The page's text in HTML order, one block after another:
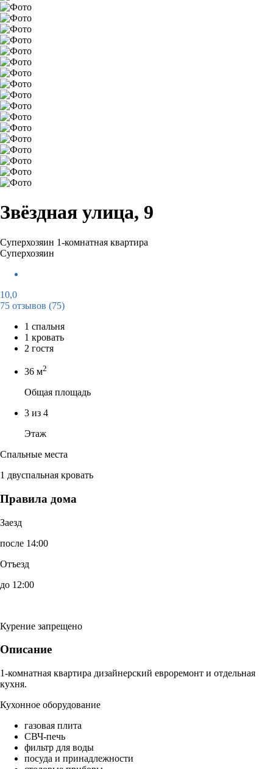
Звёздная улица, 9
Суперхозяин 1-комнатная квартира
Суперхозяин
10,0
75 отзывов (75)
1 спальня
1 кровать
2 гостя
36 м2
Общая площадь
3 из 4
Этаж
Спальные места
1 двуспальная кровать
Правила дома
Заезд
после 14:00
Отъезд
до 12:00
Курение запрещено
Описание
1-комнатная квартира дизайнерский евроремонт и отдельная
кухня.
Кухонное оборудование
газовая плита
СВЧ-печь
фильтр для воды
посуда и принадлежности